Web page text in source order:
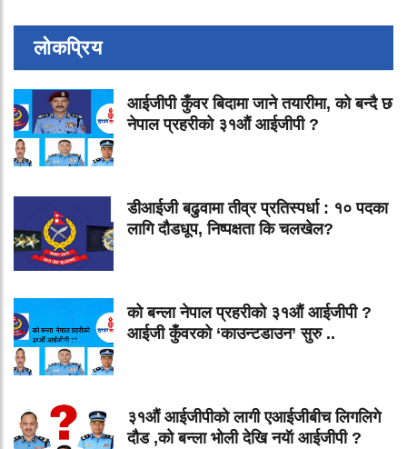
लोकप्रिय
आईजीपी कुँवर बिदामा जाने तयारीमा, को बन्दै छ
नेपाल प्रहरीको ३१औं आईजीपी ?
डीआईजी बढुवामा तीव्र प्रतिस्पर्धा : १० पदका
लागि दौडधूप, निष्पक्षता कि चलखेल?
को बन्ला नेपाल प्रहरीको ३१औं आईजीपी ?
आईजी कुँवरको ‘काउन्टडाउन’ सुरु ..
३१औं आईजीपीको लागी एआईजीबीच लिगलिगे
दौड ,को बन्ला भोली देखि नयॅा आईजीपी ?